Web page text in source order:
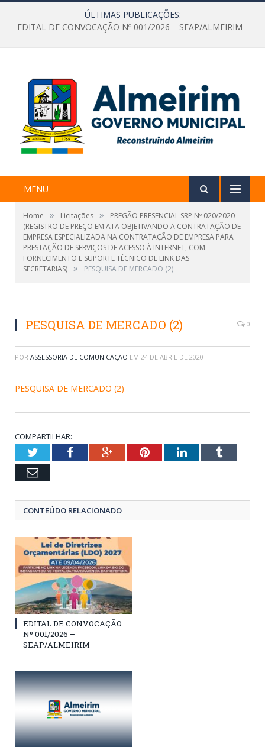
ÚLTIMAS PUBLICAÇÕES:
EDITAL DE CONVOCAÇÃO Nº 001/2026 – SEAP/ALMEIRIM
MENU
Home » Licitações »
PREGÃO PRESENCIAL SRP Nº 020/2020
(REGISTRO DE PREÇO EM ATA OBJETIVANDO A CONTRATAÇÃO DE
EMPRESA ESPECIALIZADA NA CONTRATAÇÃO DE EMPRESA PARA
PRESTAÇÃO DE SERVIÇOS DE ACESSO À INTERNET, COM
FORNECIMENTO E SUPORTE TÉCNICO DE LINK DAS
SECRETARIAS) » PESQUISA DE MERCADO (2)
PESQUISA DE MERCADO (2) 0
POR ASSESSORIA DE COMUNICAÇÃO EM 24 DE ABRIL DE 2020
PESQUISA DE MERCADO (2)
COMPARTILHAR:
TwitterFacebookGoogle+PinterestLinkedInTumblr
Email
CONTEÚDO RELACIONADO
EDITAL DE CONVOCAÇÃO
Nº 001/2026 –
SEAP/ALMEIRIM